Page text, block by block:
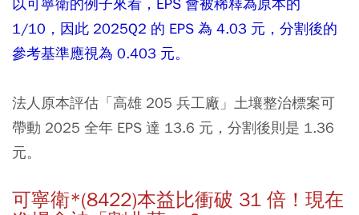
1/10，因此 2025Q2 的 EPS 為 4.03 元，分割後的
參考基準應視為 0.403 元。
法人原本評估「高雄 205 兵工廠」土壤整治標案可
帶動 2025 全年 EPS 達 13.6 元，分割後則是 1.36
元。
可寧衛*(8422)本益比衝破 31 倍！現在